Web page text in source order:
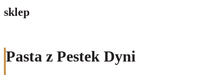
sklep
Pasta z Pestek Dyni